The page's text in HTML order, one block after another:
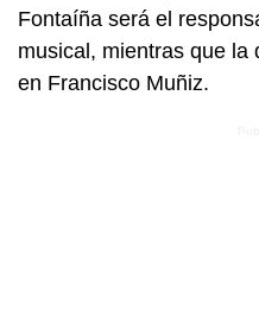
Fontaíña será el
musical, mientras que la
en Francisco Muñiz.